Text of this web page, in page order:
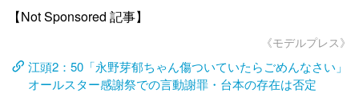
【Not Sponsored 記事】
《モデルプレス》
江頭2：50「永野芽郁ちゃん傷ついていたらごめんなさい」
オールスター感謝祭での言動謝罪・台本の存在は否定